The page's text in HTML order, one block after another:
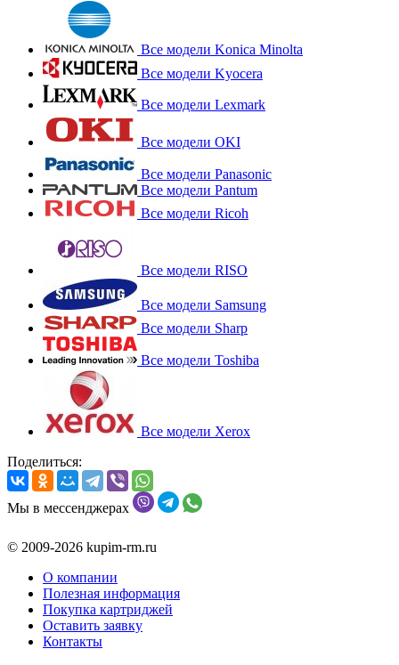
Все модели Konica Minolta
Все модели Kyocera
Все модели Lexmark
Все модели OKI
Все модели Panasonic
Все модели Pantum
Все модели Ricoh
Все модели RISO
Все модели Samsung
Все модели Sharp
Все модели Toshiba
Все модели Xerox
Поделиться:
Мы в мессенджерах
© 2009-2026 kupim-rm.ru
О компании
Полезная информация
Покупка картриджей
Оставить заявку
Контакты